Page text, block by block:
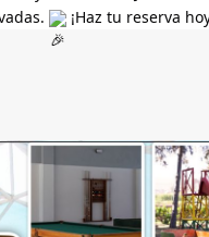
¡Haz tu reserva